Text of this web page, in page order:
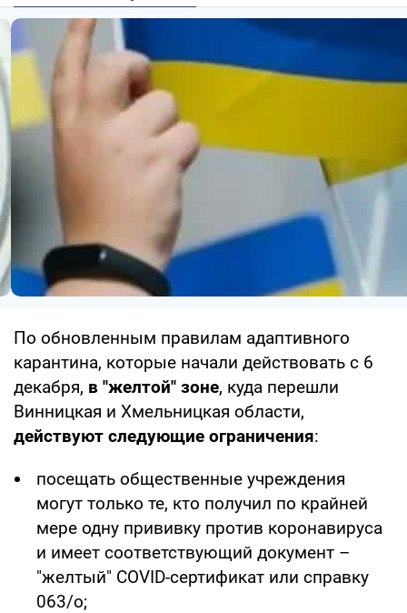
По обновленным правилам адаптивного
карантина, которые начали действовать с 6
декабря, в "желтой" зоне, куда перешли
Винницкая и Хмельницкая области,
действуют следующие ограничения:
посещать общественные учреждения
могут только те, кто получил по крайней
мере одну прививку против коронавируса
и имеет соответствующий документ –
"желтый" COVID-сертификат или справку
063/о;